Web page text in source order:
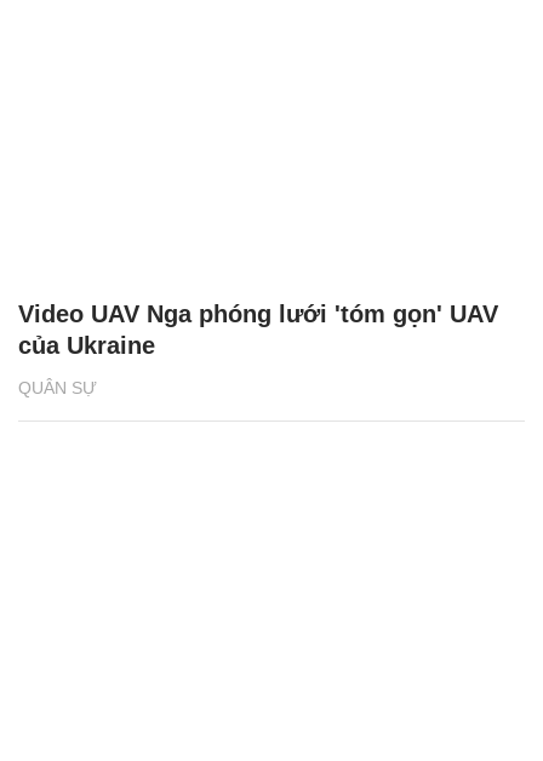
QUÂN SỰ
Video UAV Nga phóng lưới 'tóm gọn' UAV
của Ukraine